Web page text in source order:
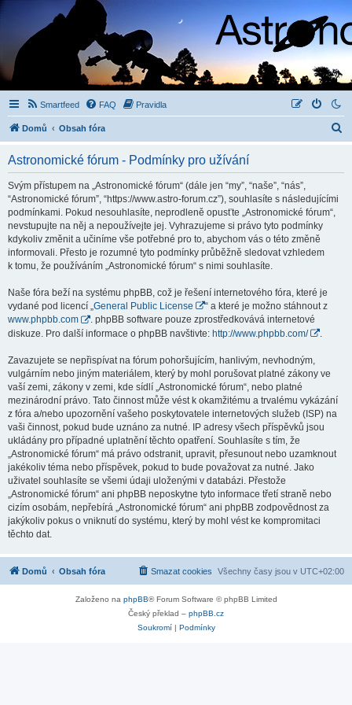
Smartfeed FAQ Pravidla
Domů Obsah fóra
Astronomické fórum - Podmínky pro užívání
Svým přístupem na „Astronomické fórum“ (dále jen “my”, “naše”, “nás”,
“Astronomické fórum”, “https://www.astro-forum.cz”), souhlasíte s následujícími
podmínkami. Pokud nesouhlasíte, neprodleně opusťte „Astronomické fórum“,
nevstupujte na něj a nepoužívejte jej. Vyhrazujeme si právo tyto podmínky
kdykoliv změnit a učiníme vše potřebné pro to, abychom vás o této změně
informovali. Přesto je rozumné tyto podmínky průběžně sledovat vzhledem
k tomu, že používáním „Astronomické fórum“ s nimi souhlasíte.
Naše fóra beží na systému phpBB, což je řešení internetového fóra, které je
vydané pod licencí „General Public License
“ a které je možno stáhnout z
www.phpbb.com
. phpBB software pouze zprostředkovává internetové
diskuze. Pro další informace o phpBB navštivte: http://www.phpbb.com/
Zavazujete se nepřispívat na fórum pohoršujícím, hanlivým, nevhodným,
vulgárním nebo jiným materiálem, který by mohl porušovat platné zákony ve
vaší zemi, zákony v zemi, kde sídlí „Astronomické fórum“, nebo platné
mezinárodní právo. Tato činnost může vést k okamžitému a trvalému vykázání
z fóra a/nebo upozornění vašeho poskytovatele internetových služeb (ISP) na
vaši činnost, pokud bude uznáno za nutné. IP adresy všech příspěvků jsou
ukládány pro případné uplatnění těchto opatření. Souhlasíte s tím, že
„Astronomické fórum“ má právo odstranit, upravit, přesunout nebo uzamknout
jakékoliv téma nebo příspěvek, pokud to bude považovat za nutné. Jako
uživatel souhlasíte se všemi údaji uloženými v databázi. Přestože
„Astronomické fórum“ ani phpBB neposkytne tyto informace třetí straně nebo
cizím osobám, nepřebírá „Astronomické fórum“ ani phpBB zodpovědnost za
jakýkoliv pokus o vniknutí do systému, který by mohl vést ke kompromitaci
těchto dat.
Domů Obsah fóra Všechny časy jsou v UTC+02:00
Smazat cookies
Založeno na phpBB® Forum Software © phpBB Limited
Český překlad – phpBB.cz
Soukromí| Podmínky